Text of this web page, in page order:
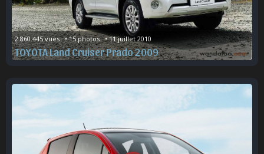
2.860.445 vues   • 15 photos   • 11 juillet 2010
TOYOTA Land Cruiser Prado 2009